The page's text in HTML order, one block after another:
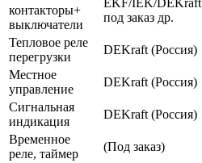
контакторы+
выключатели
под заказ др.
Тепловое реле
перегрузки
DEKraft (Россия)
Местное
управление
DEKraft (Россия)
Сигнальная
индикация
DEKraft (Россия)
Временное
реле, таймер
(Под заказ)